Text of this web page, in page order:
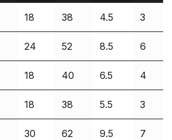
18 38 4.5 3
24 52 8.5 6
18 40 6.5 4
18 38 5.5 3
30 62 9.5 7